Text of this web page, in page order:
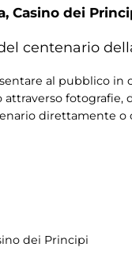
Casino dei
centenario
al pubblico
attraverso
direttamente o
dei Principi